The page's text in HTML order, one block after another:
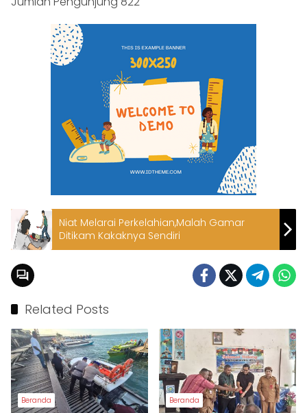
Niat Melarai Perkelahian,Malah Gamar
Ditikam Kakaknya Sendiri
Related Posts
Beranda Beranda